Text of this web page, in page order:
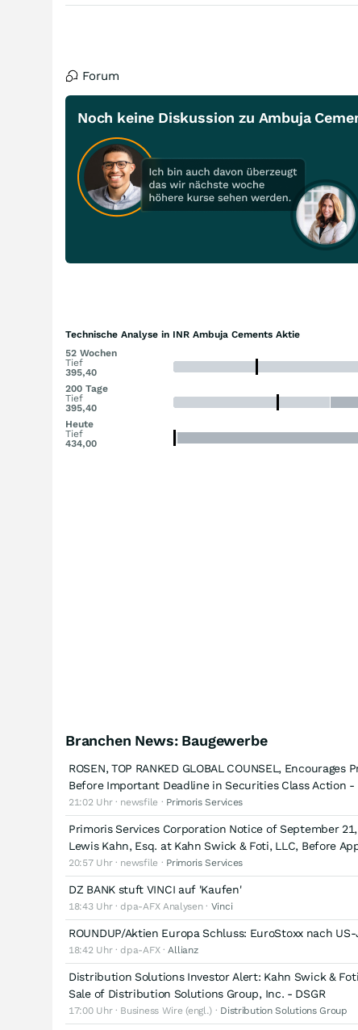
Forum
Noch keine Diskussion zu Ambuja
Technische Analyse in INR Ambuja Cements Aktie
52 Wochen
Tief
395,40
200 Tage
Tief
395,40
Heute
Tief
434,00
Branchen News: Baugewerbe
ROSEN, TOP RANKED GLOBAL COUNSEL,
Before Important Deadline in Securities Class Action -
21:02 Uhr · newsfile · Primoris Services
Primoris Services Corporation Notice of September
Lewis Kahn, Esq. at Kahn Swick & Foti, LLC, Before
20:57 Uhr · newsfile · Primoris Services
DZ BANK stuft VINCI auf 'Kaufen'
18:43 Uhr · dpa-AFX Analysen · Vinci
ROUNDUP/Aktien Europa Schluss: EuroStoxx nach
18:42 Uhr · dpa-AFX ·Allianz
Distribution Solutions Investor Alert: Kahn Swick &
Sale of Distribution Solutions Group, Inc. - DSGR
17:00 Uhr · Business Wire (engl.) · Distribution Solutions Group